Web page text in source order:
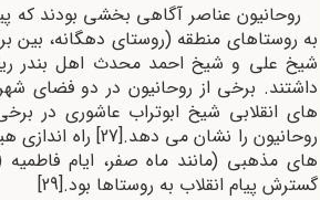
روحانیون عناصر آگاهی بخشی بودند که
به روستاهای منطقه (روستای دهگانه، بین
شیخ علی و شیخ احمد محدث اهل بندر
داشتند. برخی از روحانیون در دو فضای
های انقلابی شیخ ابوتراب عاشوری در
روحانیون را نشان می دهد.[27] راه
های مذهبی (مانند ماه صفر، ایام
گسترش پیام انقلاب به روستاها بود.[29]